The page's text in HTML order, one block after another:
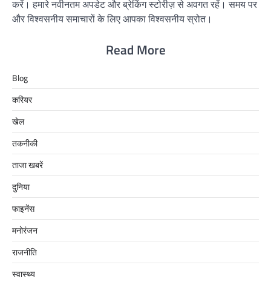
करें। हमारे नवीनतम अपडेट और ब्रेकिंग स्टोरीज़ से अवगत रहें। समय पर
और विश्वसनीय समाचारों के लिए आपका विश्वसनीय स्रोत।
Read More
Blog
करियर
खेल
तकनीकी
ताजा खबरें
दुनिया
फाइनेंस
मनोरंजन
राजनीति
स्वास्थ्य